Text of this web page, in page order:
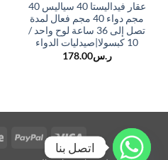
عقار فيداليستا 40 سياليس 40
مجم دواء 40 مجم فعال لمدة
تصل إلى 36 ساعة لوح واحد /
10 كبسولا|صيدليات الدواء
ر.س178.00
Visa
اتصل بنا